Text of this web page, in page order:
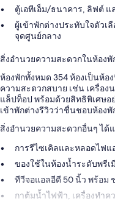
ตู้เอทีเอ็ม/ธนาคาร, ลิฟต์ แ
ผู้เข้าพักต่างประทับใจตัวเ
จุดศูนย์กลาง
สิ่งอำนวยความสะดวกในห้องพั
ห้องพักทั้งหมด 354 ห้องเป็นห้อ
ความสะดวกสบาย เช่น เครื่อ
แล็ปท็อป พร้อมด้วยสิทธิพิเศษอ
เข้าพักต่างรีวิวว่าชื่นชอบห้อง
สิ่งอำนวยความสะดวกอื่นๆ ได้
การรีไซเคิลและหลอดไฟแ
ของใช้ในห้องน้ำระดับพรีเ
ทีวีจอแอลอีดี 50 นิ้ว พร้อม
กาต้มน้ำไฟฟ้า, เครื่องทำ